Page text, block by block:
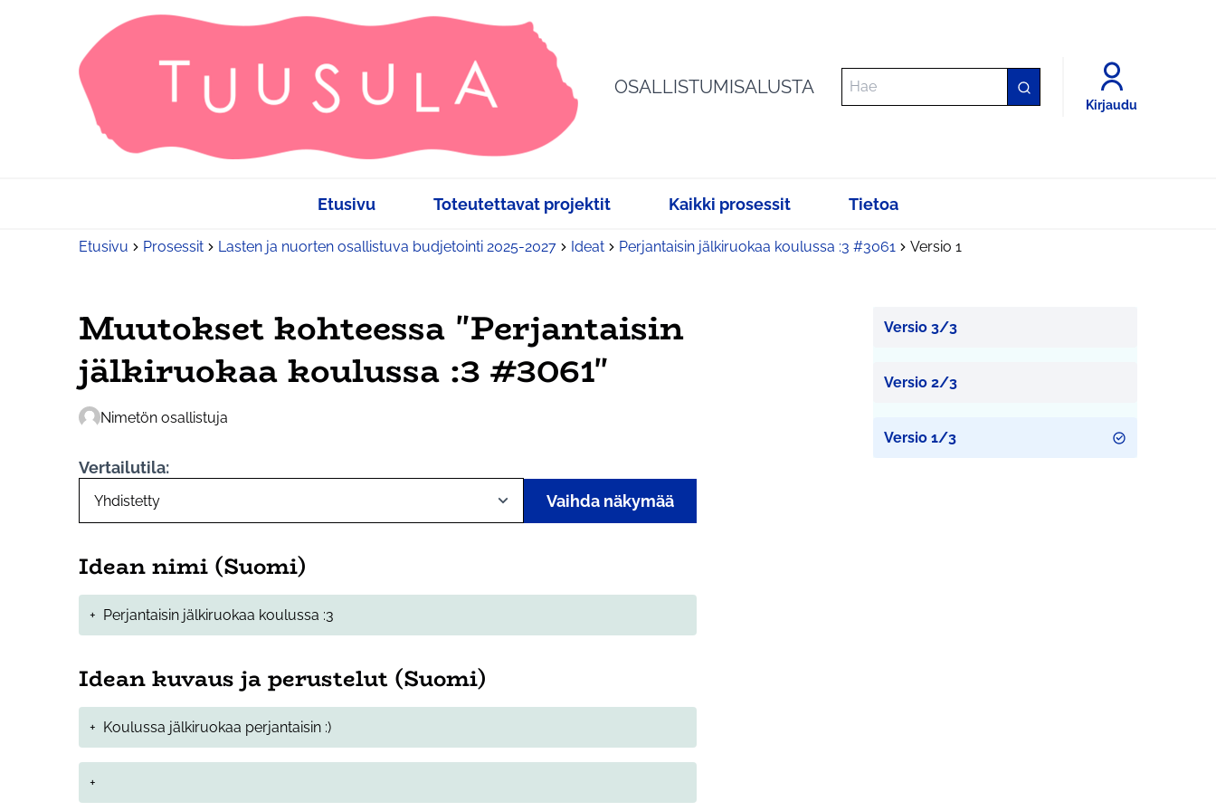
OSALLISTUMISALUSTA
Kirjaudu
Etusivu Toteutettavat projektit Kaikki prosessit Tietoa
Etusivu Prosessit Lasten ja nuorten osallistuva budjetointi 2025-2027 Ideat Perjantaisin jälkiruokaa koulussa :3 #3061 Versio 1
Muutokset kohteessa "Perjantaisin
jälkiruokaa koulussa :3 #3061"
Nimetön osallistuja
Vertailutila:
Vaihda näkymää
Idean nimi (Suomi)
+ Perjantaisin jälkiruokaa koulussa :3
Idean kuvaus ja perustelut (Suomi)
+ Koulussa jälkiruokaa perjantaisin :)
+
Versio 3/3
Versio 2/3
Versio 1/3